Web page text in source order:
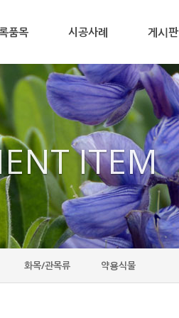
품목 시공사례 게시판
ITEM
화목/관목류 약용식물